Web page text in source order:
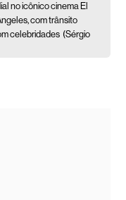
no icônico cinema El
com trânsito
celebridades (Sérgio